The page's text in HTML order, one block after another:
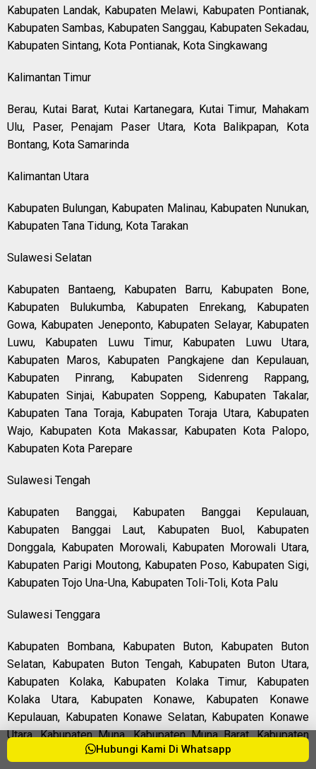
Hubungi Kami Di Whatsapp
Kabupaten Landak, Kabupaten Melawi, Kabupaten Pontianak,
Kabupaten Sambas, Kabupaten Sanggau, Kabupaten Sekadau,
Kabupaten Sintang, Kota Pontianak, Kota Singkawang
Kalimantan Timur
Berau, Kutai Barat, Kutai Kartanegara, Kutai Timur, Mahakam
Ulu, Paser, Penajam Paser Utara, Kota Balikpapan, Kota
Bontang, Kota Samarinda
Kalimantan Utara
Kabupaten Bulungan, Kabupaten Malinau, Kabupaten Nunukan,
Kabupaten Tana Tidung, Kota Tarakan
Sulawesi Selatan
Kabupaten Bantaeng, Kabupaten Barru, Kabupaten Bone,
Kabupaten Bulukumba, Kabupaten Enrekang, Kabupaten
Gowa, Kabupaten Jeneponto, Kabupaten Selayar, Kabupaten
Luwu, Kabupaten Luwu Timur, Kabupaten Luwu Utara,
Kabupaten Maros, Kabupaten Pangkajene dan Kepulauan,
Kabupaten Pinrang, Kabupaten Sidenreng Rappang,
Kabupaten Sinjai, Kabupaten Soppeng, Kabupaten Takalar,
Kabupaten Tana Toraja, Kabupaten Toraja Utara, Kabupaten
Wajo, Kabupaten Kota Makassar, Kabupaten Kota Palopo,
Kabupaten Kota Parepare
Sulawesi Tengah
Kabupaten Banggai, Kabupaten Banggai Kepulauan,
Kabupaten Banggai Laut, Kabupaten Buol, Kabupaten
Donggala, Kabupaten Morowali, Kabupaten Morowali Utara,
Kabupaten Parigi Moutong, Kabupaten Poso, Kabupaten Sigi,
Kabupaten Tojo Una-Una, Kabupaten Toli-Toli, Kota Palu
Sulawesi Tenggara
Kabupaten Bombana, Kabupaten Buton, Kabupaten Buton
Selatan, Kabupaten Buton Tengah, Kabupaten Buton Utara,
Kabupaten Kolaka, Kabupaten Kolaka Timur, Kabupaten
Kolaka Utara, Kabupaten Konawe, Kabupaten Konawe
Kepulauan, Kabupaten Konawe Selatan, Kabupaten Konawe
Utara, Kabupaten Muna, Kabupaten Muna Barat, Kabupaten
Wakatobi, Kota Bau-Bau, Kota Kendari